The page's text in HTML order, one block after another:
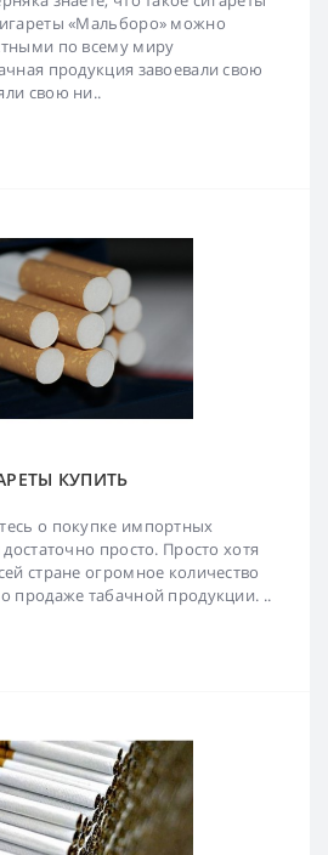
«Мальборо» можно
по всему миру
продукция завоевали свою
свою ни..
КУПИТЬ
о покупке импортных
достаточно просто. Просто хотя
стране огромное количество
продаже табачной продукции. ..